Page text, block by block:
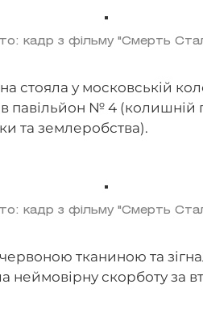
кадр з фільму "Смерть
стояла у московській
павільйон № 4 (колишній
та землеробства).
кадр з фільму "Смерть
тканиною та
неймовірну скорботу за